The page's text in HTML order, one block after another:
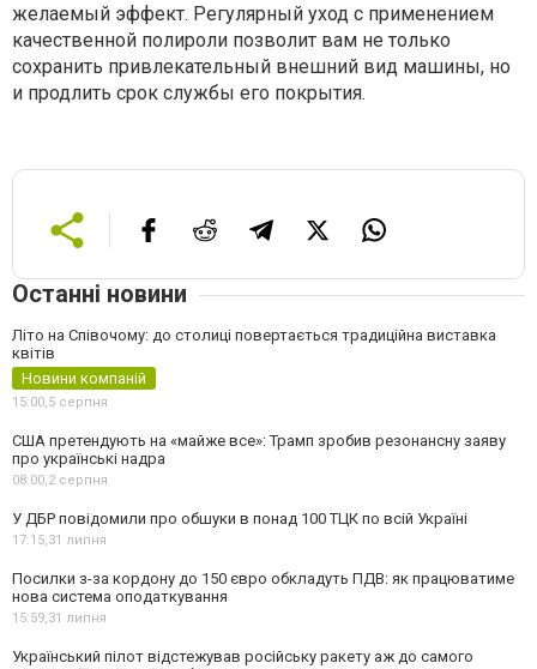
желаемый эффект. Регулярный уход с применением
качественной полироли позволит вам не только
сохранить привлекательный внешний вид машины, но
и продлить срок службы его покрытия.
Останні новини
Літо на Співочому: до столиці повертається традиційна виставка
квітів
Новини компаній
15:00, 5 серпня
США претендують на «майже все»: Трамп зробив резонансну заяву
про українські надра
08:00, 2 серпня
У ДБР повідомили про обшуки в понад 100 ТЦК по всій Україні
17:15, 31 липня
Посилки з-за кордону до 150 євро обкладуть ПДВ: як працюватиме
нова система оподаткування
15:59, 31 липня
Український пілот відстежував російську ракету аж до самого